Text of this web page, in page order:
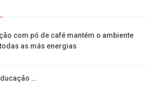
com pó de café mantém o ambiente
as más energias
…